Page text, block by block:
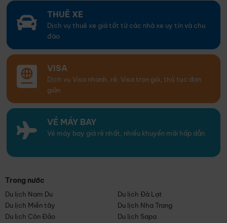
THUÊ XE
Dịch vụ thuê xe giá tốt từ các nhà xe uy tín và chu
đáo
VISA
Dịch vụ Visa nhanh, rẻ. Visa trọn gói, thủ tục đơn
giản
VÉ MÁY BAY
Vé máy bay giá rẻ nhất, nhiều khuyến mãi hấp dẫn
Trong nước
Du lịch Nam Du
Du lịch Đà Lạt
Du lịch Miền tây
Du lịch Nha Trang
Du lịch Côn Đảo
Du lịch Sapa